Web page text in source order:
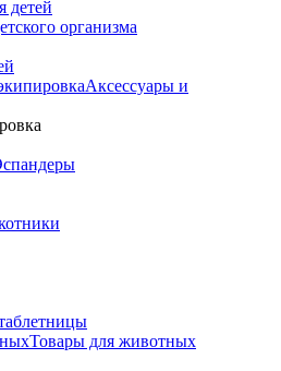
детей
организма
Аксессуары и
Товары для животных